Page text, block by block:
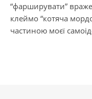
“фарширувати”
клеймо “котяча
частиною моєї